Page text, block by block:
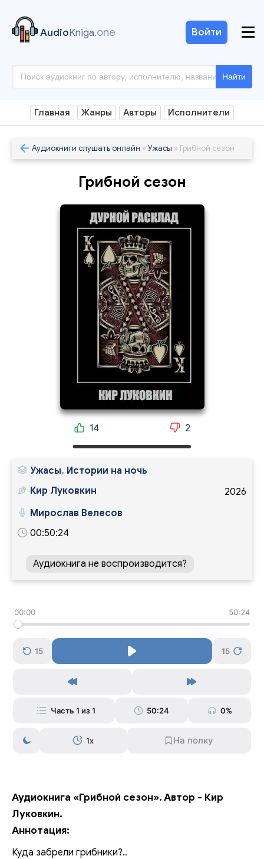
AudioKniga.one
Найти
Войти
Главная Жанры Авторы Исполнители
Аудиокниги слушать онлайн » Ужасы » Грибной сезон
Грибной сезон
14 2
Ужасы, Истории на ночь
2026
Кир Луковкин
Мирослав Велесов
00:50:24
Аудиокнига не воспроизводится?
00:00 50:24
15 15
Часть 1 из 1 50:24 0%
1x
Аудиокнига «Грибной сезон». Автор - Кир
Луковкин.
Аннотация:
Куда забрели грибники?..